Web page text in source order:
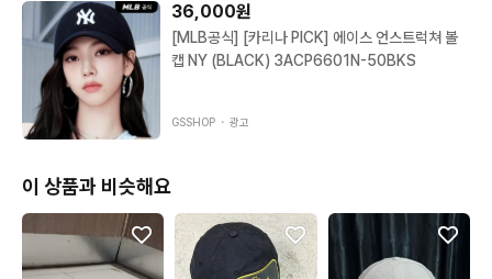
36,000원
[MLB공식] [카리나 PICK] 에이스 언스트럭쳐 볼
캡 NY (BLACK) 3ACP6601N-50BKS
GSSHOP ・ 광고
이 상품과 비슷해요